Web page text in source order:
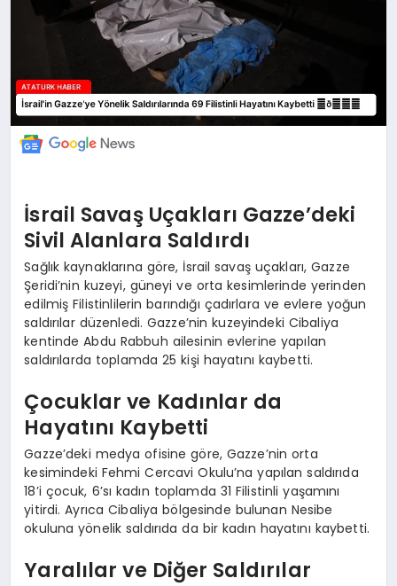
İsrail Savaş Uçakları Gazze’deki
Sivil Alanlara Saldırdı
Sağlık kaynaklarına göre, İsrail savaş uçakları, Gazze
Şeridi’nin kuzeyi, güneyi ve orta kesimlerinde yerinden
edilmiş Filistinlilerin barındığı çadırlara ve evlere yoğun
saldırılar düzenledi. Gazze’nin kuzeyindeki Cibaliya
kentinde Abdu Rabbuh ailesinin evlerine yapılan
saldırılarda toplamda 25 kişi hayatını kaybetti.
Çocuklar ve Kadınlar da
Hayatını Kaybetti
Gazze’deki medya ofisine göre, Gazze’nin orta
kesimindeki Fehmi Cercavi Okulu’na yapılan saldırıda
18’i çocuk, 6’sı kadın toplamda 31 Filistinli yaşamını
yitirdi. Ayrıca Cibaliya bölgesinde bulunan Nesibe
okuluna yönelik saldırıda da bir kadın hayatını kaybetti.
Yaralılar ve Diğer Saldırılar